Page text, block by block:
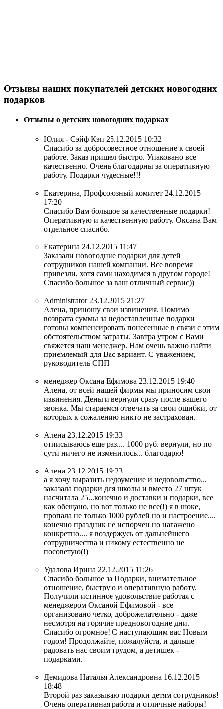
Отзывы наших покупателей детских новогодних
подарков
Отзывы о детских новогодних подарках
Юлия - Сэйф Кэп 25.12.2015 10:32
Спасибо за добросовестное отношение к своей
работе. Заказ пришел быстро. Упаковано все
качественно. Очень благодарны за оперативную
работу. Подарки чудесные!!!
Екатерина, Профсоюзный комитет 24.12.2015
17:20
Спасибо Вам большое за качественные подарки!
Оперативную и качественную работу. Оксана Вам
отдельное спасибо.
Екатерина 24.12.2015 11:47
Заказали новогодние подарки для детей
сотрудников нашей компании. Все вовремя
привезли, хотя сами находимся в другом городе!
Спасибо большое за ваш отличный сервис))
Administrator 23.12.2015 21:27
Алена, приношу свои извинения. Помимо
возврата суммы за недоставленные подарки
готовы компенсировать понесенные в связи с этим
обстоятельством затраты. Завтра утром с Вами
свяжется наш менеджер. Нам очень важно найти
приемлемый для Вас вариант. С уважением,
руководитель СПП
менеджер Оксана Ефимова 23.12.2015 19:40
Алена, от всей нашей фирмы мы приносим свои
извинения. Деньги вернули сразу после вашего
звонка. Мы стараемся отвечать за свои ошибки, от
которых к сожалению никто не застрахован.
Алена 23.12.2015 19:33
отписываюсь еще раз.... 1000 руб. вернули, но по
сути ничего не изменилось... благодарю!
Алена 23.12.2015 19:23
а я хочу выразить недоумение и недовольство...
заказала подарки для школы и вместо 27 штук
насчитала 25...конечно и доставки и подарки, все
как обещано, но вот только не все(!) я в шоке,
пропала не только 1000 рублей но и настроение....
конечно праздник не испорчен но нагажено
конкретно.... я воздержусь от дальнейшего
сотрудничества и никому естественно не
посоветую(!)
Удалова Ирина 22.12.2015 11:26
Спасибо большое за Подарки, внимательное
отношение, быструю и оперативную работу.
Получили истинное удовольствие работая с
менеджером Оксаной Ефимовой - все
организовано четко, доброжелательно - даже
несмотря на горячие предновогодние дни.
Спасибо огромное! С наступающим вас Новым
годом! Продолжайте, пожалуйста, и дальше
радовать нас своим трудом, а детишек -
подарками.
Демидова Наталья Александровна 16.12.2015
18:48
Второй раз заказываю подарки детям сотрудников!
Очень оперативная работа и отличные наборы!